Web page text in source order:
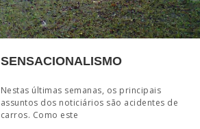
SENSACIONALISMO
Nestas últimas semanas, os principais
assuntos dos noticiários são acidentes de
carros. Como este